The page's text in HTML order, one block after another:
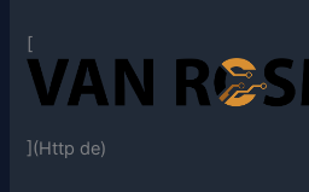
[
](Http de)